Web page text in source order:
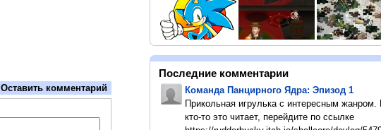
Оставить комментарий
Последние комментарии
Команда Панцирного Ядра: Эпизод 1
Прикольная игрулька с интересным жанром.
кто-то это читает, перейдите по ссылке